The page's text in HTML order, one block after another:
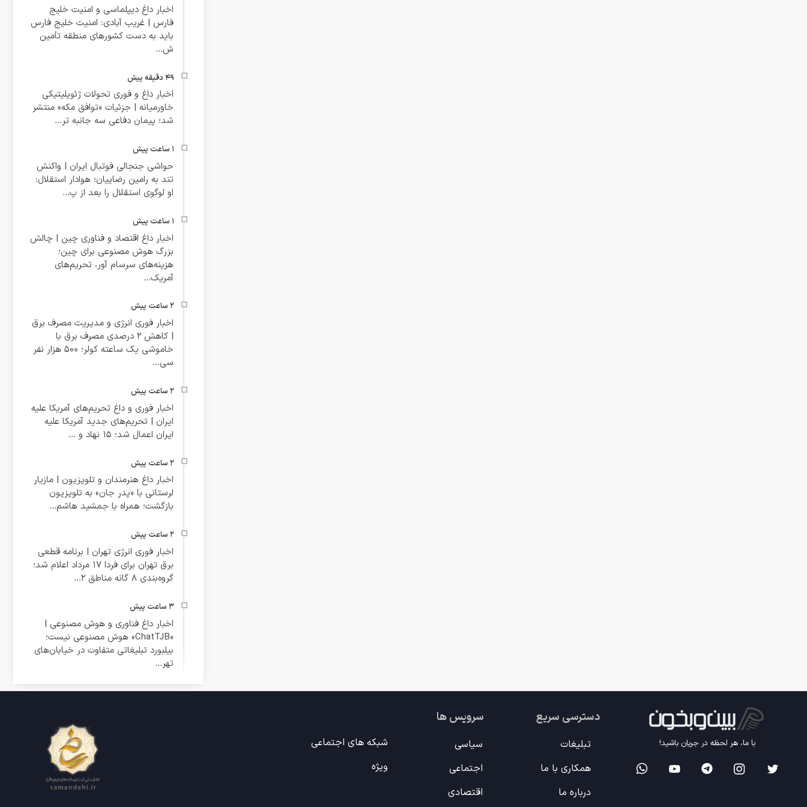
اخبار داغ دیپلماسی و امنیت خلیج
فارس | غریب آبادی: امنیت خلیج فارس
باید به دست کشورهای منطقه تأمین
ش...
اخبار داغ و فوری تحولات ژئوپلیتیکی
خاورمیانه | جزئیات «توافق مکه» منتشر
شد؛ پیمان دفاعی سه‌ جانبه تر...
حواشی جنجالی فوتبال ایران | واکنش
تند به رامین رضاییان؛ هوادار استقلال:
او لوگوی استقلال را بعد از پ...
اخبار داغ اقتصاد و فناوری چین | چالش
بزرگ هوش مصنوعی برای چین؛
هزینه‌های سرسام‌ آور، تحریم‌های
آمریک...
اخبار فوری انرژی و مدیریت مصرف برق
| کاهش ۲ درصدی مصرف برق با
خاموشی یک‌ ساعته کولر؛ ۵۰۰ هزار نفر
سی...
اخبار فوری و داغ تحریم‌های آمریکا علیه
ایران | تحریم‌های جدید آمریکا علیه
ایران اعمال شد؛ ۱۵ نهاد و ...
اخبار داغ هنرمندان و تلویزیون | مازیار
لرستانی با «پدر جان» به تلویزیون
بازگشت؛ همراه با جمشید هاشم‌...
اخبار فوری انرژی تهران | برنامه قطعی
برق تهران برای فردا ۱۷ مرداد اعلام شد؛
گروه‌بندی ۸ گانه مناطق ۲...
اخبار داغ فناوری و هوش مصنوعی |
«ChatTJB» هوش مصنوعی نیست؛
بیلبورد تبلیغاتی متفاوت در خیابان‌های
تهر...
با ما، هر لحظه در جریان باشید!
دسترسی سریع
تبلیغات
همکاری با ما
درباره ما
سرویس ها
سیاسی
اجتماعی
اقتصادی
شبکه های اجتماعی
ویژه